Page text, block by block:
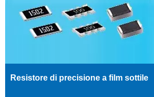
Resistore di precisione a film sottile